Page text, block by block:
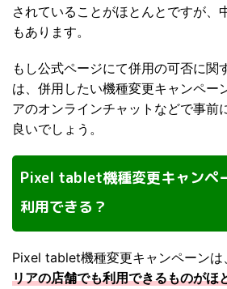
されていることがほとんとですが、
もあります。
もし公式ページにて併用の可否に関
は、併用したい機種変更キャンペー
アのオンラインチャットなどで事前
良いでしょう。
Pixel tablet機種変更キャンペ
利用できる？
Pixel tablet機種変更キャンペーンは、
リアの店舗でも利用できるものがほ